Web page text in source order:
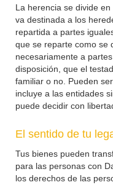
La herencia se divide
va destinada a los
repartida a partes
que se reparte como se
necesariamente a
disposición, que el
familiar o no. Pueden
incluye a las entidades
puede decidir con
El sentido de tu
Tus bienes pueden
para las personas con
los derechos de las